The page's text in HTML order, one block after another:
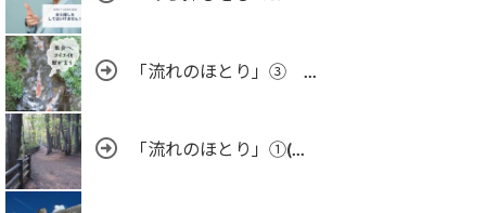
「流れのほとり」③ ...
「流れのほとり」①(...